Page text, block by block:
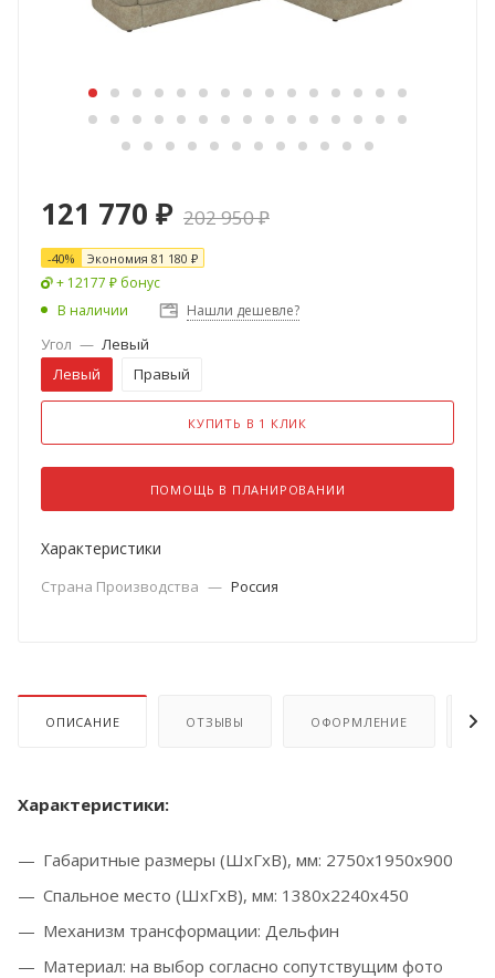
121 770 ₽ 202 950₽
-40% Экономия 81 180 ₽
+ 12177 ₽ бонус
В наличии
Нашли дешевле?
Угол — Левый
Левый
Правый
КУПИТЬ В 1 КЛИК
ПОМОЩЬ В ПЛАНИРОВАНИИ
Характеристики
Страна Производства — Россия
ОПИСАНИЕ ОТЗЫВЫ ОФОРМЛЕНИЕ
Характеристики:
Габаритные размеры (ШхГхВ), мм: 2750х1950х900
Спальное место (ШхГхВ), мм: 1380х2240х450
Механизм трансформации: Дельфин
Материал: на выбор согласно сопутствущим фото